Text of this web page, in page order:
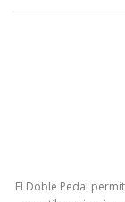
El Doble Pedal